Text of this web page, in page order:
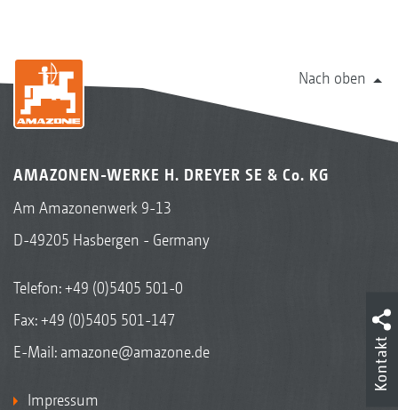
Nach oben
AMAZONEN-WERKE H. DREYER SE & Co. KG
Am Amazonenwerk 9-13
D-49205 Hasbergen - Germany
Telefon:+49 (0)5405 501-0
Fax: +49 (0)5405 501-147
E-Mail: amazone@amazone.de
Impressum
Kontakt